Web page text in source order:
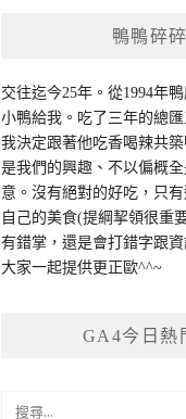
鴨鴨碎
交往迄今25年。從1994年
小鴨給我。吃了三年的總
我決定跟著他吃香喝辣共
是我們的興趣、不以偏概
意。沒有絕對的好吃，只
自己的美食(提綱挈領很重
有錯掌，還是會打錯字跟
大家一起提供更正歐^^~
GA4今日熱